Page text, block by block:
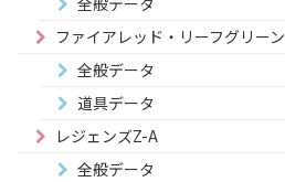
ファイアレッド・リーフグリーン
全般データ
道具データ
レジェンズZ-A
全般データ